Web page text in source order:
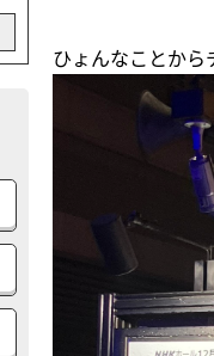
ひょんなことか